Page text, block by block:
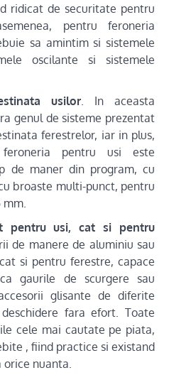
ridicat de securitate pentru
pentru feroneria
sa amintim si sistemele
oscilante si sistemele
usilor . In aceasta
genul de sisteme prezentat
ferestrelor, iar in plus,
pentru usi este
de maner din program, cu
broaste multi-punct, pentru
pentru usi, cat si pentru
de manere de aluminiu sau
si pentru ferestre, capace
gaurile de scurgere sau
glisante de diferite
fara efort. Toate
cele mai cautate pe piata,
, fiind practice si existand
nuanta.